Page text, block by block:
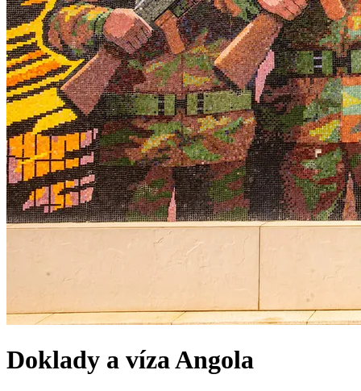
Doklady a vízaAngola